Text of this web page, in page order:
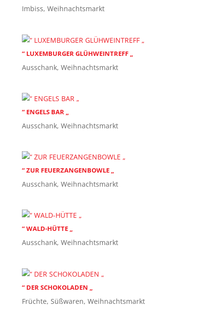
Imbiss, Weihnachtsmarkt
“ LUXEMBURGER GLÜHWEINTREFF „
Ausschank, Weihnachtsmarkt
“ ENGELS BAR „
Ausschank, Weihnachtsmarkt
“ ZUR FEUERZANGENBOWLE „
Ausschank, Weihnachtsmarkt
“ WALD-HÜTTE „
Ausschank, Weihnachtsmarkt
“ DER SCHOKOLADEN „
Früchte, Süßwaren, Weihnachtsmarkt